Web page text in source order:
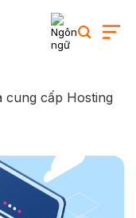
cung cấp Hosting